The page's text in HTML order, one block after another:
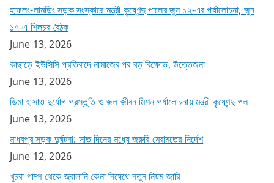
হাফলং-লামডিং সড়ক সংস্কারে মন্ত্রী কৃষ্ণেন্দু পালের জুন ১২-এর পর্যালোচনা, জুন
১৭-এ শিলচর বৈঠক
June 13, 2026
কাছাড়ে ইউসিসি প্রতিবাদে নামাজের পর বড় বিক্ষোভ, উত্তেজনা
June 13, 2026
ডিমা হাসাও দুর্যোগ প্রস্তুতি ও জল জীবন মিশন পর্যালোচনায় মন্ত্রী কৃষ্ণেন্দু পল
June 13, 2026
মাধবপুর সড়ক দুর্ঘটনা: সাত দিনের মধ্যে জরুরি মেরামতের নির্দেশ
June 12, 2026
খুচরা পাম্প থেকে জ্বালানি কেনা নিষেধে নতুন নিয়ম জারি